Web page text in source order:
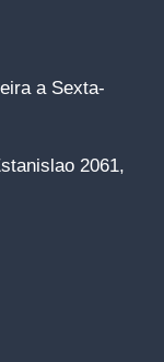
a Sexta-
2061,